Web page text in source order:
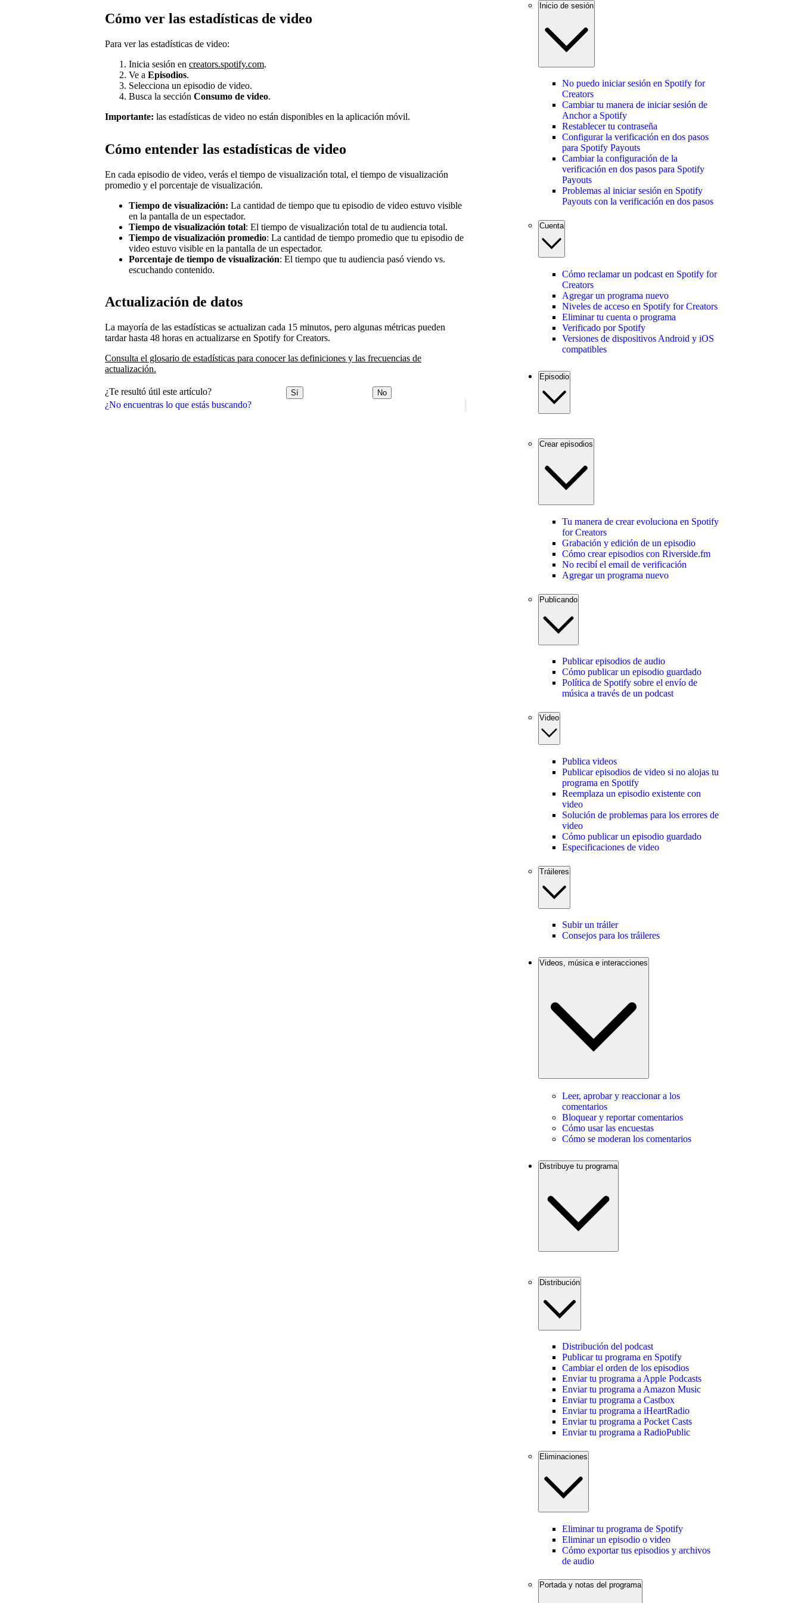
¿No encuentras lo que estás buscando?
Cómo ver las estadísticas de video
Para ver las estadísticas de video:
Inicia sesión en creators.spotify.com.
Ve a Episodios.
Selecciona un episodio de video.
Busca la sección Consumo de video.
Importante: las estadísticas de video no están disponibles en la aplicación móvil.
Cómo entender las estadísticas de video
En cada episodio de video, verás el tiempo de visualización total, el tiempo de visualización
promedio y el porcentaje de visualización.
Tiempo de visualización: La cantidad de tiempo que tu episodio de video estuvo visible
en la pantalla de un espectador.
Tiempo de visualización total: El tiempo de visualización total de tu audiencia total.
Tiempo de visualización promedio: La cantidad de tiempo promedio que tu episodio de
video estuvo visible en la pantalla de un espectador.
Porcentaje de tiempo de visualización: El tiempo que tu audiencia pasó viendo vs.
escuchando contenido.
Actualización de datos
La mayoría de las estadísticas se actualizan cada 15 minutos, pero algunas métricas pueden
tardar hasta 48 horas en actualizarse en Spotify for Creators.
Consulta el glosario de estadísticas para conocer las definiciones y las frecuencias de
actualización.
¿Te resultó útil este artículo? Sí No
Inicio de sesión
No puedo iniciar sesión en Spotify for
Creators
Cambiar tu manera de iniciar sesión de
Anchor a Spotify
Restablecer tu contraseña
Configurar la verificación en dos pasos
para Spotify Payouts
Cambiar la configuración de la
verificación en dos pasos para Spotify
Payouts
Problemas al iniciar sesión en Spotify
Payouts con la verificación en dos pasos
Cuenta
Cómo reclamar un podcast en Spotify for
Creators
Agregar un programa nuevo
Niveles de acceso en Spotify for Creators
Eliminar tu cuenta o programa
Verificado por Spotify
Versiones de dispositivos Android y iOS
compatibles
Episodio
Crear episodios
Tu manera de crear evoluciona en Spotify
for Creators
Grabación y edición de un episodio
Cómo crear episodios con Riverside.fm
No recibí el email de verificación
Agregar un programa nuevo
Publicando
Publicar episodios de audio
Cómo publicar un episodio guardado
Política de Spotify sobre el envío de
música a través de un podcast
Video
Publica videos
Publicar episodios de video si no alojas tu
programa en Spotify
Reemplaza un episodio existente con
video
Solución de problemas para los errores de
video
Cómo publicar un episodio guardado
Especificaciones de video
Tráileres
Subir un tráiler
Consejos para los tráileres
Videos, música e interacciones
Leer, aprobar y reaccionar a los
comentarios
Bloquear y reportar comentarios
Cómo usar las encuestas
Cómo se moderan los comentarios
Distribuye tu programa
Distribución
Distribución del podcast
Publicar tu programa en Spotify
Cambiar el orden de los episodios
Enviar tu programa a Apple Podcasts
Enviar tu programa a Amazon Music
Enviar tu programa a Castbox
Enviar tu programa a iHeartRadio
Enviar tu programa a Pocket Casts
Enviar tu programa a RadioPublic
Eliminaciones
Eliminar tu programa de Spotify
Eliminar un episodio o video
Cómo exportar tus episodios y archivos
de audio
Portada y notas del programa